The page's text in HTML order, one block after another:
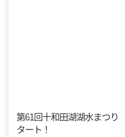
第61回十和田湖湖水まつ
タート！